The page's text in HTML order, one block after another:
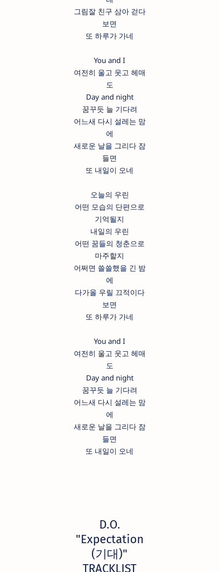
그림잘 친구 삼아 걷다
보면
또 하루가 가네
You and I
여전히 울고 웃고 헤매
도
Day and night
꿈꾸듯 늘 기다려
어느새 다시 설레는 맘
에
새로운 날을 그리다 잠
들면
또 내일이 오네
오늘의 우린
어떤 모습의 단편으로
기억될지
내일의 우린
어떤 꿈들의 청춘으로
마주할지
어쩌면 쓸쓸했을 긴 밤
에
다가올 우릴 끄적이다
보면
또 하루가 가네
You and I
여전히 울고 웃고 헤매
도
Day and night
꿈꾸듯 늘 기다려
어느새 다시 설레는 맘
에
새로운 날을 그리다 잠
들면
또 내일이 오네
D.O.
"Expectation
(기대)"
TRACKLIST